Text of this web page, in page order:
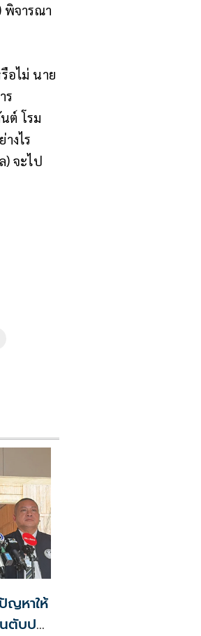
พิจารณา
อไม่ นาย
ร
ต์ โรม
งไร
) จะไป
ญหาให้
ตับปลา